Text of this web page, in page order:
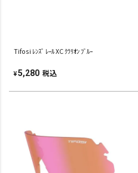
Tifosi ﾚﾝｽﾞ ﾚｰﾙ XC ｸﾗﾘｵﾝ ﾌﾞﾙｰ
¥5,280 税込